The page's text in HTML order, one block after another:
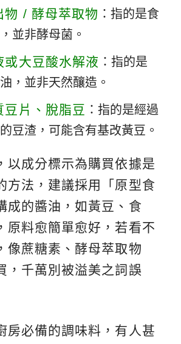
物 / 酵母萃取物 ：指的是食
並非酵母菌。
或大豆酸水解液 ：指的是
，並非天然釀造。
豆片、脫脂豆 ：指的是經過
豆渣，可能含有基改黃豆。
以成分標示為購買依據是
方法，建議採用「原型食
成的醬油，如黃豆、食
原料愈簡單愈好，若看不
像蔗糖素、酵母萃取物
，千萬別被溢美之詞誤
房必備的調味料，有人甚